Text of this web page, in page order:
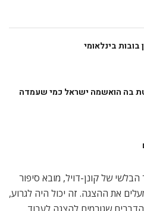
בינלאומי
בה הואשמה ישראל כמי שעמדה
של קונן-דויל, מובא סיפור
את ההצגה. זה יכול היה לגרוע,
שגורמים להצגה לעבוד.